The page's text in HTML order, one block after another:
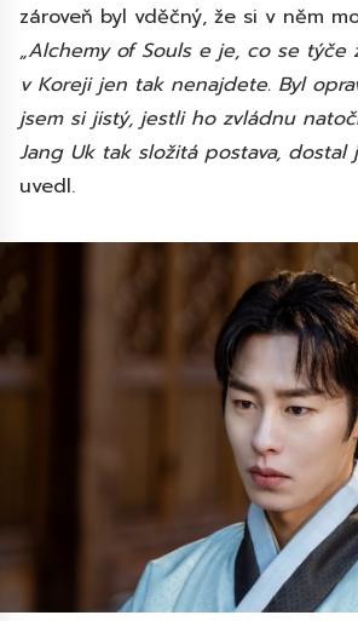
zároveň byl vděčný, že si v něm
„Alchemy of Souls e je, co se týče
v Koreji jen tak nenajdete. Byl
jsem si jistý, jestli ho zvládnu
Jang Uk tak složitá postava, dostal
uvedl.